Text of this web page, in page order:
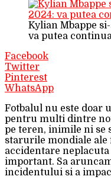
Kylian Mbappe
va putea
Facebook
Twitter
Pinterest
WhatsApp
Fotbalul nu este doar
pentru multi dintre
pe teren, inimile ni se
starurile mondiale
accidentare
important. Sa
incidentului si a